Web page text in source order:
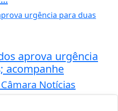
aprova urgência
acompanhe
Notícias